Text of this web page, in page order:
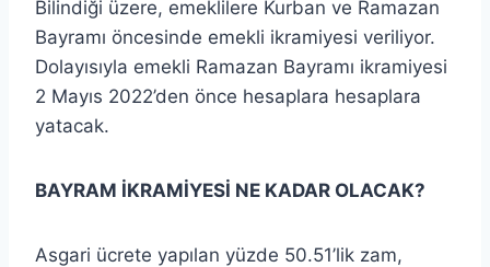
Bilindiği üzere, emeklilere Kurban ve Ramazan
Bayramı öncesinde emekli ikramiyesi veriliyor.
Dolayısıyla emekli Ramazan Bayramı ikramiyesi
2 Mayıs 2022’den önce hesaplara hesaplara
yatacak.
BAYRAM İKRAMİYESİ NE KADAR OLACAK?
Asgari ücrete yapılan yüzde 50.51’lik zam,